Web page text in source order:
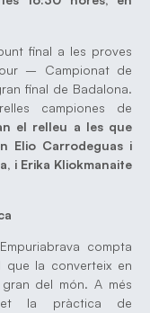
final a les proves
– Campionat de
final de Badalona.
campiones de
el relleu a les que
Elio Carrodeguas i
i Erika Kliokmanaite
compta
la converteix en
gran del món. A més
la pràctica de